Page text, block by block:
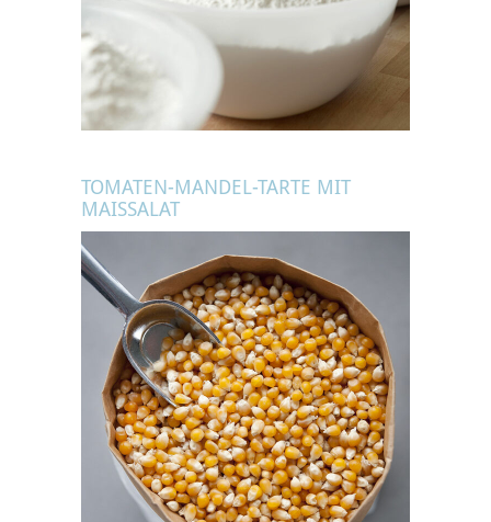
TOMATEN-MANDEL-TARTE MIT
MAISSALAT